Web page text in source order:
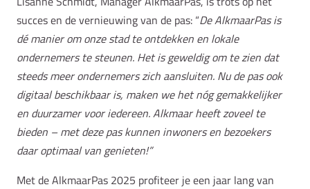
succes en de vernieuwing van de pas: “De AlkmaarPas is
dé manier om onze stad te ontdekken en lokale
ondernemers te steunen. Het is geweldig om te zien dat
steeds meer ondernemers zich aansluiten. Nu de pas ook
digitaal beschikbaar is, maken we het nóg gemakkelijker
en duurzamer voor iedereen. Alkmaar heeft zoveel te
bieden – met deze pas kunnen inwoners en bezoekers
daar optimaal van genieten!”
Met de AlkmaarPas 2025 profiteer je een jaar lang van